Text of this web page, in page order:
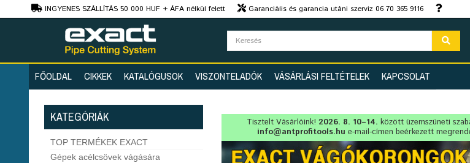
INGYENES SZÁLLÍTÁS 50 000 HUF + ÁFA nélkül felett
Garanciális és garancia utáni szerviz 06 70 365 9116
Szaktanácsadás
FŐOLDAL CIKKEK KATALÓGUSOK VISZONTELADÓK VÁSÁRLÁSI FELTÉTELEK KAPCSOLAT
KATEGÓRIÁK
TOP TERMÉKEK EXACT
Gépek acélcsövek vágására
Tisztelt Vásárlóink!2026. 8. 10–14. között üzemszüneti
info@antprofitools.hu e-mail-címen beérkezett